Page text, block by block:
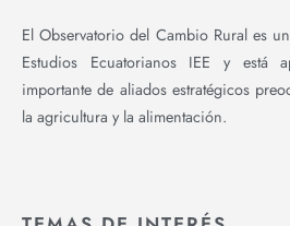
Las agriculturas familiares,
Leer el artículo »